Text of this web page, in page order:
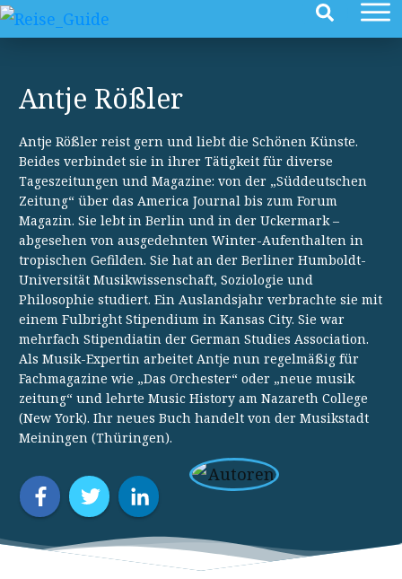
Antje Rößler
Antje Rößler reist gern und liebt die Schönen Künste.
Beides verbindet sie in ihrer Tätigkeit für diverse
Tageszeitungen und Magazine: von der „Süddeutschen
Zeitung“ über das America Journal bis zum Forum
Magazin. Sie lebt in Berlin und in der Uckermark –
abgesehen von ausgedehnten Winter-Aufenthalten in
tropischen Gefilden. Sie hat an der Berliner Humboldt-
Universität Musikwissenschaft, Soziologie und
Philosophie studiert. Ein Auslandsjahr verbrachte sie mit
einem Fulbright Stipendium in Kansas City. Sie war
mehrfach Stipendiatin der German Studies Association.
Als Musik-Expertin arbeitet Antje nun regelmäßig für
Fachmagazine wie „Das Orchester“ oder „neue musik
zeitung“ und lehrte Music History am Nazareth College
(New York). Ihr neues Buch handelt von der Musikstadt
Meiningen (Thüringen).